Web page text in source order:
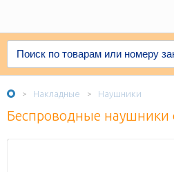
> Накладные > Наушники
Беспроводные наушники